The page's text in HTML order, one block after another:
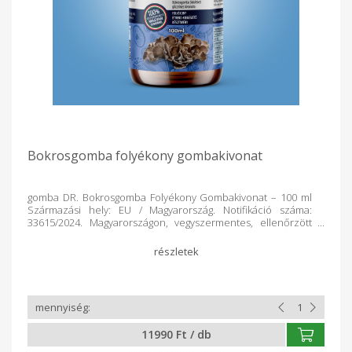
joghurtba, pépes ételbe keverve 1-2 kávéskanállal naponta.
Jelen információk csak tájékoztató jellegűek. A süngomba
őrlemény nem gyógyszer, használata nem helyettesíti az
orvosi terápiát, maximum kiegészítheti azt. Tartsa be a
leírásban foglaltakat és ne lépje túl az ajánlott napi adagot! A
gombaőrlemény nem javasolható gyógyszerek vagy bármely
más hagyományos terápia helyett, csak azok
Bokrosgomba folyékony gombakivonat
gomba DR. Bokrosgomba Folyékony Gombakivonat – 100 ml
Származási hely: EU / Magyarország. Notifikáció száma:
33615/2024. Magyarországon, vegyszermentes, ellenőrzött
frondosa) termőtestének teljes kivonatát tartalmazó étrend-
kiegészítő, a szervezet ellenállóképességének és általános
hozzáadott cukortól és édesítőszertől mentes. Kizárólag a
gomba természetes anyagait tartalmazza növényi
glicerinben. A készítmény a legmodernebb, EU
szabályozásnak megfelelő technológiával készül. Diabetikus
és vegán étrendben is fogyasztható. Egy üvegflakon 20 adagot
11990 Ft / db